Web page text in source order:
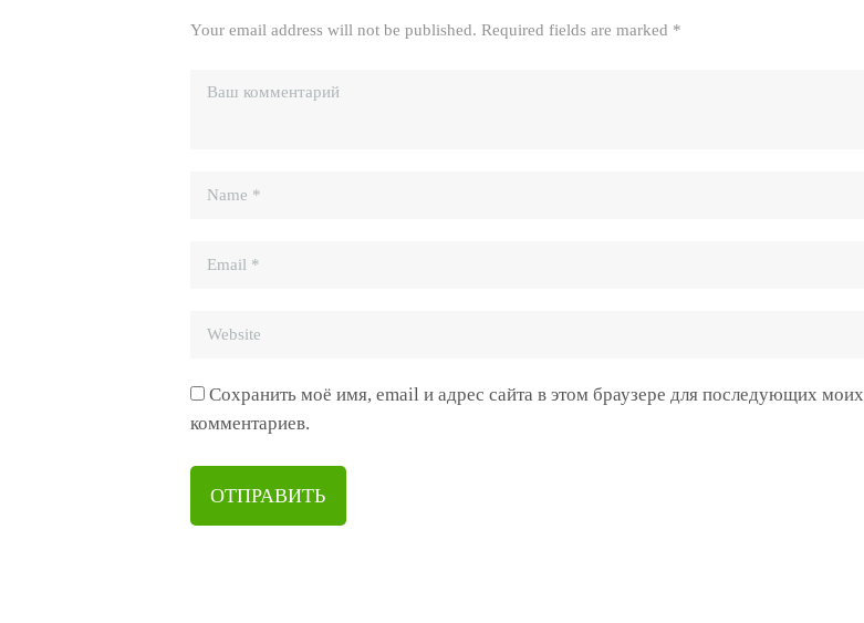
Your email address will not be published. Required fields are marked *
Сохранить моё имя, email и адрес сайта в этом браузере для последующих моих
комментариев.